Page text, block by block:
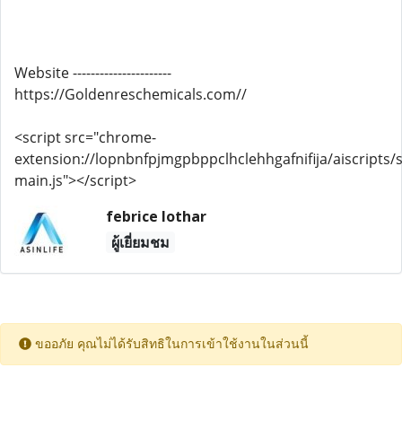
Website ----------------------
https://Goldenreschemicals.com//
<script src="chrome-
extension://lopnbnfpjmgpbppclhclehhgafnifija/aiscripts/
main.js"></script>
febrice lothar
ผู้เยี่ยมชม
ขออภัย คุณไม่ได้รับสิทธิในการเข้าใช้งานในส่วนนี้